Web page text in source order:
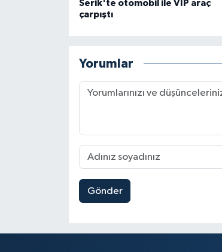
Serik'te otomobil ile VIP araç
çarpıştı
Yorumlar
Gönder